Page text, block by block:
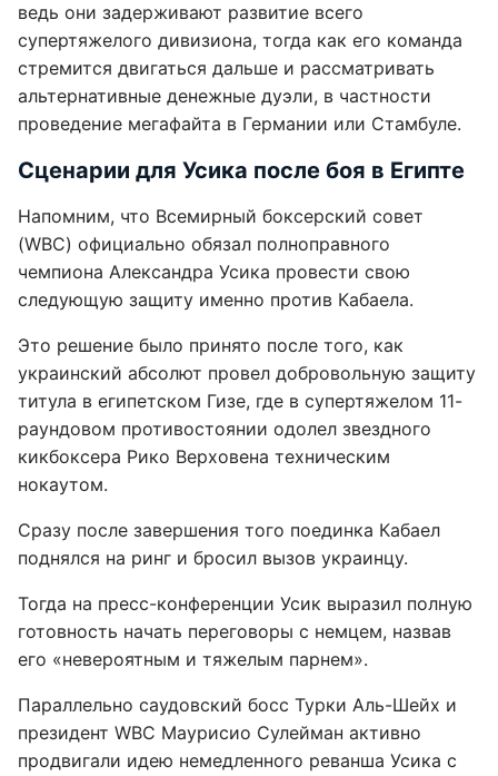
ведь они задерживают развитие всего
супертяжелого дивизиона, тогда как его команда
стремится двигаться дальше и рассматривать
альтернативные денежные дуэли, в частности
проведение мегафайта в Германии или Стамбуле.
Сценарии для Усика после боя в Египте
Напомним, что Всемирный боксерский совет
(WBC) официально обязал полноправного
чемпиона Александра Усика провести свою
следующую защиту именно против Кабаела.
Это решение было принято после того, как
украинский абсолют провел добровольную защиту
титула в египетском Гизе, где в супертяжелом 11-
раундовом противостоянии одолел звездного
кикбоксера Рико Верховена техническим
нокаутом.
Сразу после завершения того поединка Кабаел
поднялся на ринг и бросил вызов украинцу.
Тогда на пресс-конференции Усик выразил полную
готовность начать переговоры с немцем, назвав
его «невероятным и тяжелым парнем».
Параллельно саудовский босс Турки Аль-Шейх и
президент WBC Маурисио Сулейман активно
продвигали идею немедленного реванша Усика с